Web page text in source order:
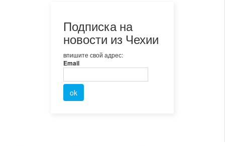
Подписка на
новости из Чехии
впишите свой адрес:
Email